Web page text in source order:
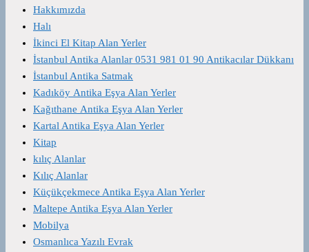
Hakkımızda
Halı
İkinci El Kitap Alan Yerler
İstanbul Antika Alanlar 0531 981 01 90 Antikacılar Dükkanı
İstanbul Antika Satmak
Kadıköy Antika Eşya Alan Yerler
Kağıthane Antika Eşya Alan Yerler
Kartal Antika Eşya Alan Yerler
Kitap
kılıç Alanlar
Kılıç Alanlar
Küçükçekmece Antika Eşya Alan Yerler
Maltepe Antika Eşya Alan Yerler
Mobilya
Osmanlıca Yazılı Evrak